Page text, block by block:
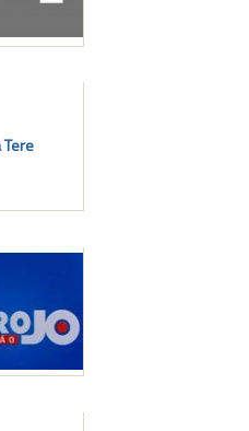
Tere
l